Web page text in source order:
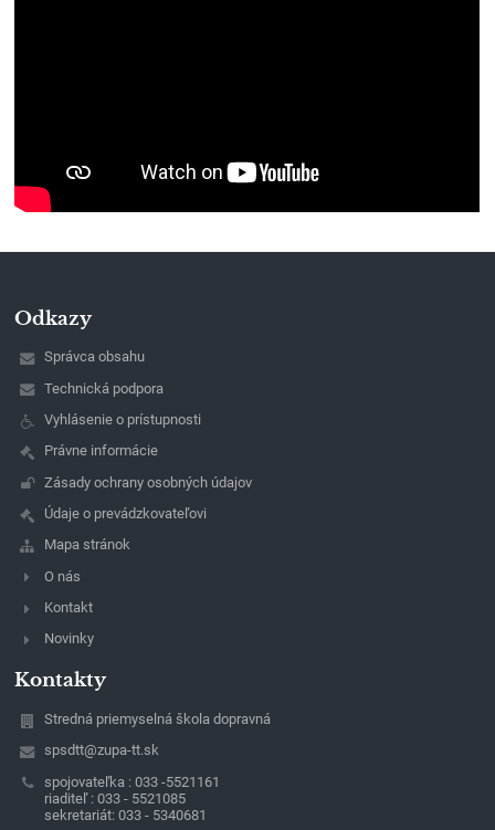
Odkazy
Správca obsahu
Technická podpora
Vyhlásenie o prístupnosti
Právne informácie
Zásady ochrany osobných údajov
Údaje o prevádzkovateľovi
Mapa stránok
O nás
Kontakt
Novinky
Kontakty
Stredná priemyselná škola dopravná
spsdtt@zupa-tt.sk
spojovateľka : 033 -5521161
riaditeľ : 033 - 5521085
sekretariát: 033 - 5340681